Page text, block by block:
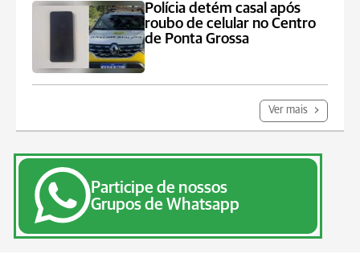
Polícia detém casal após
roubo de celular no Centro
de Ponta Grossa
Ver mais
Participe de nossos
Grupos de Whatsapp